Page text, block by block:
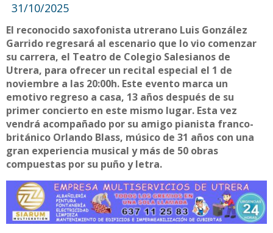
31/10/2025
El reconocido saxofonista utrerano Luis González
Garrido regresará al escenario que lo vio comenzar
su carrera, el Teatro de Colegio Salesianos de
Utrera, para ofrecer un recital especial el 1 de
noviembre a las 20:00h. Este evento marca un
emotivo regreso a casa, 13 años después de su
primer concierto en este mismo lugar. Esta vez
vendrá acompañado por su amigo pianista franco-
británico Orlando Blass, músico de 31 años con una
gran experiencia musical y más de 50 obras
compuestas por su puño y letra.